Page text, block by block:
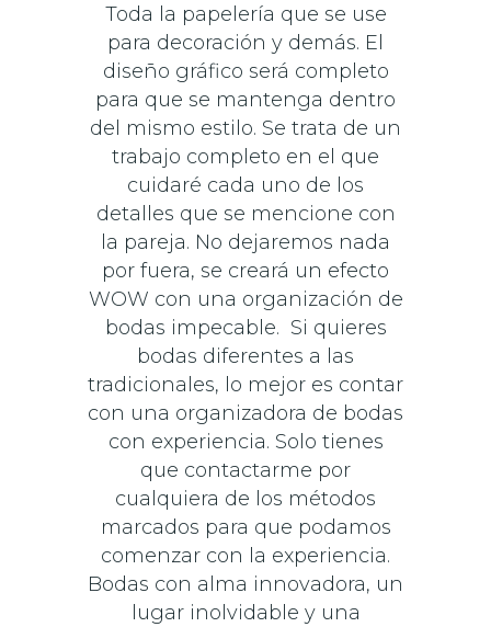
Toda la papelería que se use
para decoración y demás. El
diseño gráfico será completo
para que se mantenga dentro
del mismo estilo. Se trata de un
trabajo completo en el que
cuidaré cada uno de los
detalles que se mencione con
la pareja. No dejaremos nada
por fuera, se creará un efecto
WOW con una organización de
bodas impecable. Si quieres
bodas diferentes a las
tradicionales, lo mejor es contar
con una organizadora de bodas
con experiencia. Solo tienes
que contactarme por
cualquiera de los métodos
marcados para que podamos
comenzar con la experiencia.
Bodas con alma innovadora, un
lugar inolvidable y una